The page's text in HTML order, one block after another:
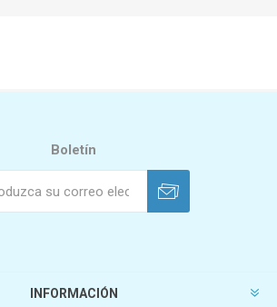
Boletín
INFORMACIÓN